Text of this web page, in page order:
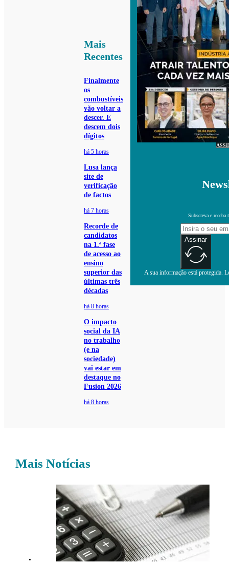
Mais
Recentes
Finalmente
os
combustíveis
vão voltar a
descer. E
descem dois
dígitos
há 5 horas
Lusa lança
site de
verificação
de factos
há 7 horas
Recorde de
candidatos
na 1.ª fase
de acesso ao
ensino
superior das
últimas três
décadas
há 8 horas
O impacto
social da IA
no trabalho
(e na
sociedade)
vai estar em
destaque no
Fusion 2026
há 8 horas
Subscreva e receba
Assinar
A sua informação está protegida.
Mais Notícias